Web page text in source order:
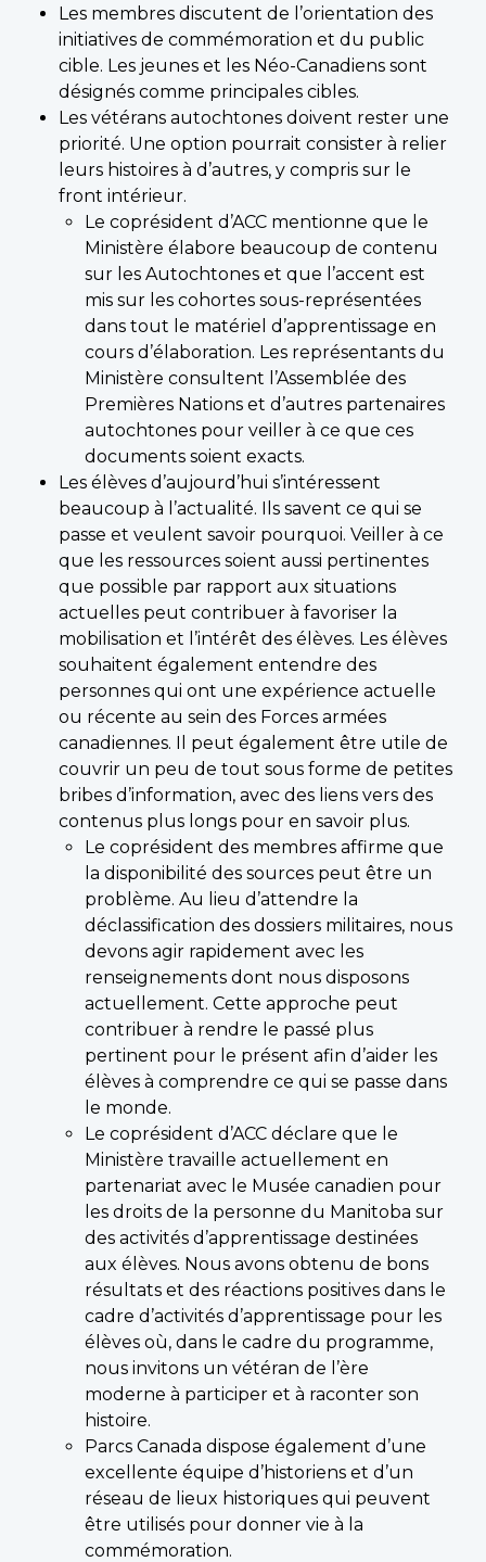
Les membres discutent de l’orientation des
initiatives de commémoration et du public
cible. Les jeunes et les Néo-Canadiens sont
désignés comme principales cibles.
Les vétérans autochtones doivent rester une
priorité. Une option pourrait consister à relier
leurs histoires à d’autres, y compris sur le
front intérieur.
Le coprésident d’ACC mentionne que le
Ministère élabore beaucoup de contenu
sur les Autochtones et que l’accent est
mis sur les cohortes sous-représentées
dans tout le matériel d’apprentissage en
cours d’élaboration. Les représentants du
Ministère consultent l’Assemblée des
Premières Nations et d’autres partenaires
autochtones pour veiller à ce que ces
documents soient exacts.
Les élèves d’aujourd’hui s’intéressent
beaucoup à l’actualité. Ils savent ce qui se
passe et veulent savoir pourquoi. Veiller à ce
que les ressources soient aussi pertinentes
que possible par rapport aux situations
actuelles peut contribuer à favoriser la
mobilisation et l’intérêt des élèves. Les élèves
souhaitent également entendre des
personnes qui ont une expérience actuelle
ou récente au sein des Forces armées
canadiennes. Il peut également être utile de
couvrir un peu de tout sous forme de petites
bribes d’information, avec des liens vers des
contenus plus longs pour en savoir plus.
Le coprésident des membres affirme que
la disponibilité des sources peut être un
problème. Au lieu d’attendre la
déclassification des dossiers militaires, nous
devons agir rapidement avec les
renseignements dont nous disposons
actuellement. Cette approche peut
contribuer à rendre le passé plus
pertinent pour le présent afin d’aider les
élèves à comprendre ce qui se passe dans
le monde.
Le coprésident d’ACC déclare que le
Ministère travaille actuellement en
partenariat avec le Musée canadien pour
les droits de la personne du Manitoba sur
des activités d’apprentissage destinées
aux élèves. Nous avons obtenu de bons
résultats et des réactions positives dans le
cadre d’activités d’apprentissage pour les
élèves où, dans le cadre du programme,
nous invitons un vétéran de l’ère
moderne à participer et à raconter son
histoire.
Parcs Canada dispose également d’une
excellente équipe d’historiens et d’un
réseau de lieux historiques qui peuvent
être utilisés pour donner vie à la
commémoration.